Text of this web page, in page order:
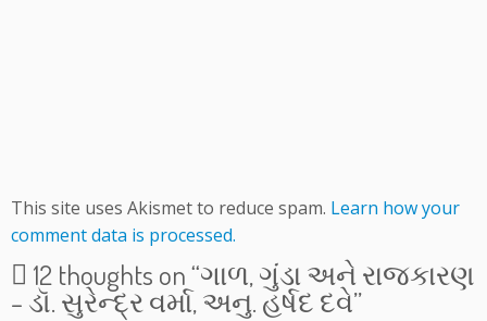
This site uses Akismet to reduce spam. Learn how your
comment data is processed.
12 thoughts on “ગાળ, ગુંડા અને રાજકારણ
– ડૉ. સુરેન્દ્ર વર્મા, અનુ. હર્ષદ દવે”